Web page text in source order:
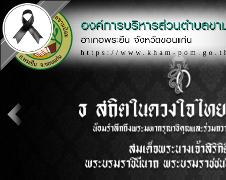
องค์การบริหารส่วนตำบลข
อำเภอพระยืน จังหวัดขอนแก่น
https://www.kham-